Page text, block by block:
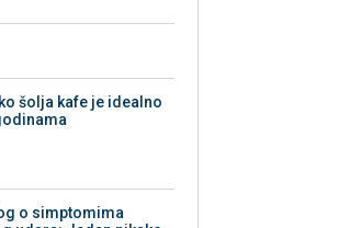
šolja kafe je idealno
o simptomima